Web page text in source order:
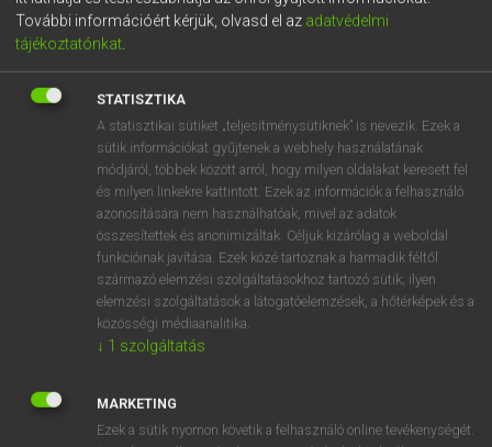
OOOOPS!
További információért kérjük, olvasd el az adatvédelmi
tájékoztatónkat
STATISZTIKA
A statisztikai sütiket „teljesítménysütiknek” is nevezik. Ezek a
sütik információkat gyűjtenek a webhely használatának
módjáról, többek között arról, hogy milyen oldalakat keresett fel
és milyen linkekre kattintott. Ezek az információk a felhasználó
azonosítására nem használhatóak, mivel az adatok
összesítettek és anonimizáltak. Céljuk kizárólag a weboldal
funkcióinak javítása. Ezek közé tartoznak a harmadik féltől
származó elemzési szolgáltatásokhoz tartozó sütik; ilyen
elemzési szolgáltatások a látogatóelemzések, a hőtérképek és a
közösségi médiaanalitika.
↓ 1 szolgáltatás
MARKETING
Ezek a sütik nyomon követik a felhasználó online tevékenységét.